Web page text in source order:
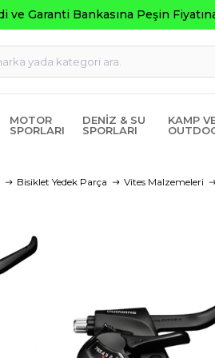
MOTOR
SPORLARI
DENIZ & SU
SPORLARI
KAMP
Bisiklet Yedek Parça Vites Malzemeleri